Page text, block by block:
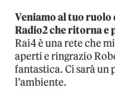
Veniamo al tuo
Radio2 che ritorna e
Rai4 è una rete che
aperti e ringrazio
fantastica. Ci sarà un
l’ambiente.